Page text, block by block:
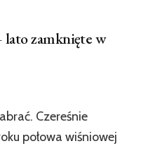
lato zamknięte w
Czereśnie
połowa wiśniowej